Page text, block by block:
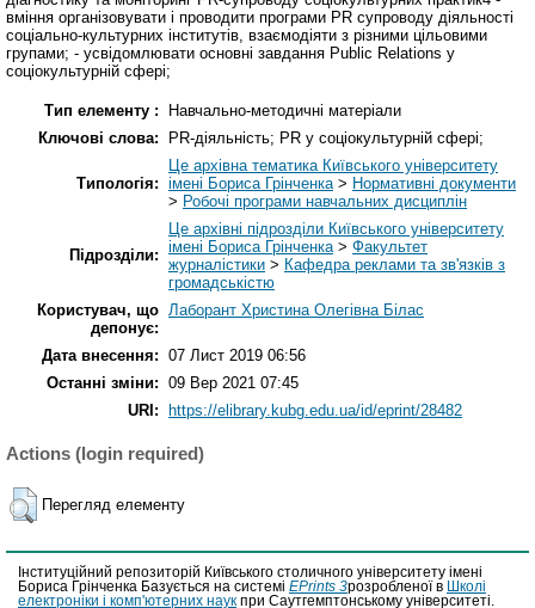
вміння організовувати і проводити програми PR супроводу діяльності
соціально-культурних інститутів, взаємодіяти з різними цільовими
групами; - усвідомлювати основні завдання Public Relations у
соціокультурній сфері;
Тип елементу :
Навчально-методичні матеріали
Ключові слова:
PR-діяльність; PR у соціокультурній сфері;
Типологія:
Це архівна тематика Київського університету
імені Бориса Грінченка> Нормативні документи
> Робочі програми навчальних дисциплін
Підрозділи:
Це архівні підрозділи Київського університету
імені Бориса Грінченка> Факультет
журналістики > Кафедра реклами та зв'язків з
громадськістю
Користувач, що
депонує:
Лаборант Христина Олегівна Білас
Дата внесення: 07 Лист 2019 06:56
Останні зміни: 09 Вер 2021 07:45
URI:
https://elibrary.kubg.edu.ua/id/eprint/28482
Actions (login required)
Перегляд елементу
Інституційний репозиторій Київського столичного університету імені
Бориса Грінченка Базується на системі EPrints 3розробленої в
Школі
електроніки і комп'ютерних наук при Саутгемптонському університеті.